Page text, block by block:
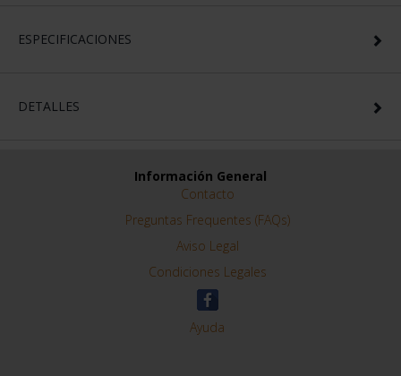
ESPECIFICACIONES
DETALLES
Información General
Contacto
Preguntas Frequentes (FAQs)
Aviso Legal
Condiciones Legales
Ayuda